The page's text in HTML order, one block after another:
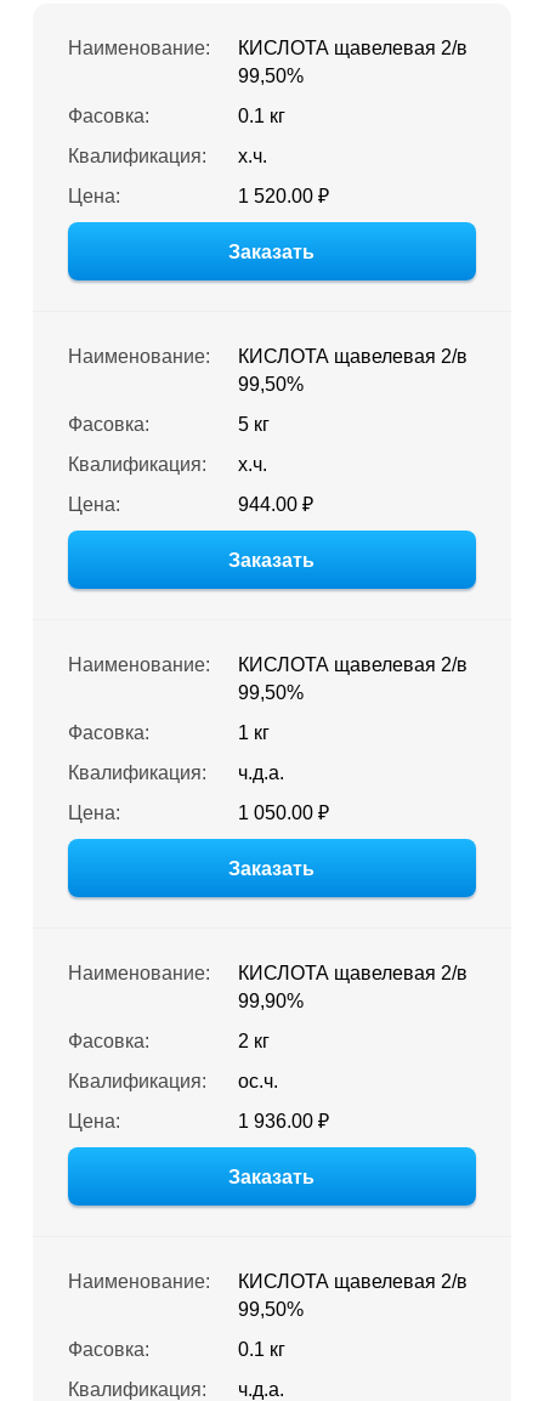
Наименование:
КИСЛОТА щавелевая 2/в
99,50%
Фасовка:
0.1 кг
Квалификация:
х.ч.
Цена:
1 520.00 ₽
Заказать
Наименование:
КИСЛОТА щавелевая 2/в
99,50%
Фасовка:
5 кг
Квалификация:
х.ч.
Цена:
944.00 ₽
Заказать
Наименование:
КИСЛОТА щавелевая 2/в
99,50%
Фасовка:
1 кг
Квалификация:
ч.д.а.
Цена:
1 050.00 ₽
Заказать
Наименование:
КИСЛОТА щавелевая 2/в
99,90%
Фасовка:
2 кг
Квалификация:
ос.ч.
Цена:
1 936.00 ₽
Заказать
Наименование:
КИСЛОТА щавелевая 2/в
99,50%
Фасовка:
0.1 кг
Квалификация:
ч.д.а.